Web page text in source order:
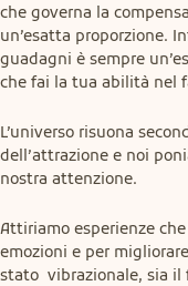
che governa la
un’esatta proporzione.
guadagni è sempre
che fai la tua abilità nel
L’universo risuona
dell’attrazione e noi
nostra attenzione.
Attiriamo esperienze
emozioni e per
stato  vibrazionale, sia